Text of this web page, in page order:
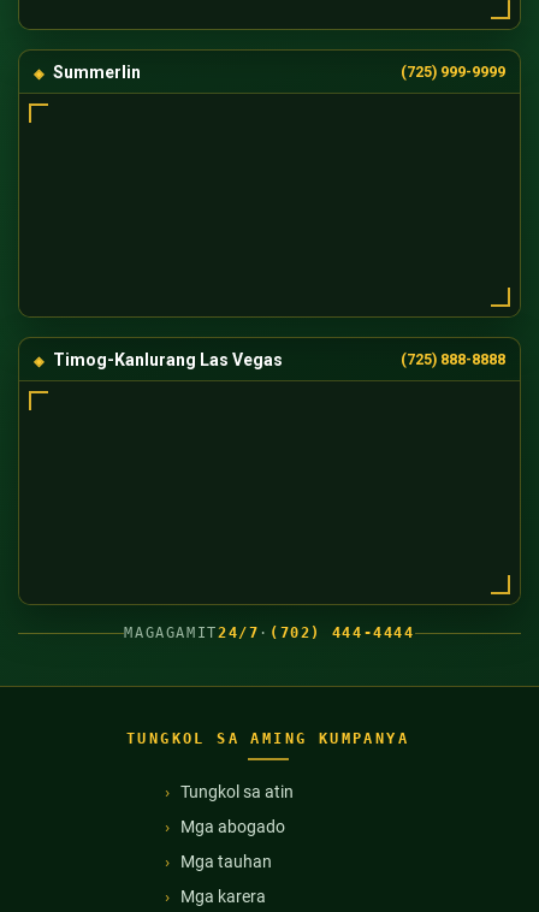
Summerlin (725) 999-9999
Timog-Kanlurang Las Vegas (725) 888-8888
MAGAGAMIT24/7 · (702) 444-4444
TUNGKOL SA AMING KUMPANYA
Tungkol sa atin
Mga abogado
Mga tauhan
Mga karera